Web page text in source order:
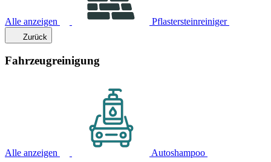
Alle anzeigen Pflastersteinreiniger
Zurück
Fahrzeugreinigung
Alle anzeigen Autoshampoo